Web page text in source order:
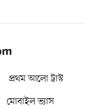
প্রথম আলো ট্রাস্ট
মোবাইল ভ্যাস